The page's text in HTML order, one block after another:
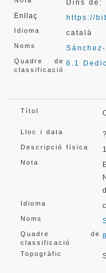
Dins de:
Enllaç
https://
Idioma català
Noms
Quadre de
classificació
6.1
Títol
Lloc i data
Descripció física
Nota
Idioma
Noms
Quadre de
classificació
Topogràfic